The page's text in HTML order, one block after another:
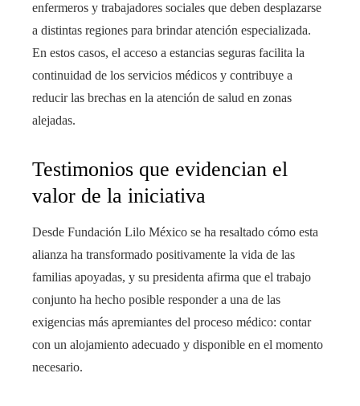
enfermeros y trabajadores sociales que deben desplazarse
a distintas regiones para brindar atención especializada.
En estos casos, el acceso a estancias seguras facilita la
continuidad de los servicios médicos y contribuye a
reducir las brechas en la atención de salud en zonas
alejadas.
Testimonios que evidencian el
valor de la iniciativa
Desde Fundación Lilo México se ha resaltado cómo esta
alianza ha transformado positivamente la vida de las
familias apoyadas, y su presidenta afirma que el trabajo
conjunto ha hecho posible responder a una de las
exigencias más apremiantes del proceso médico: contar
con un alojamiento adecuado y disponible en el momento
necesario.